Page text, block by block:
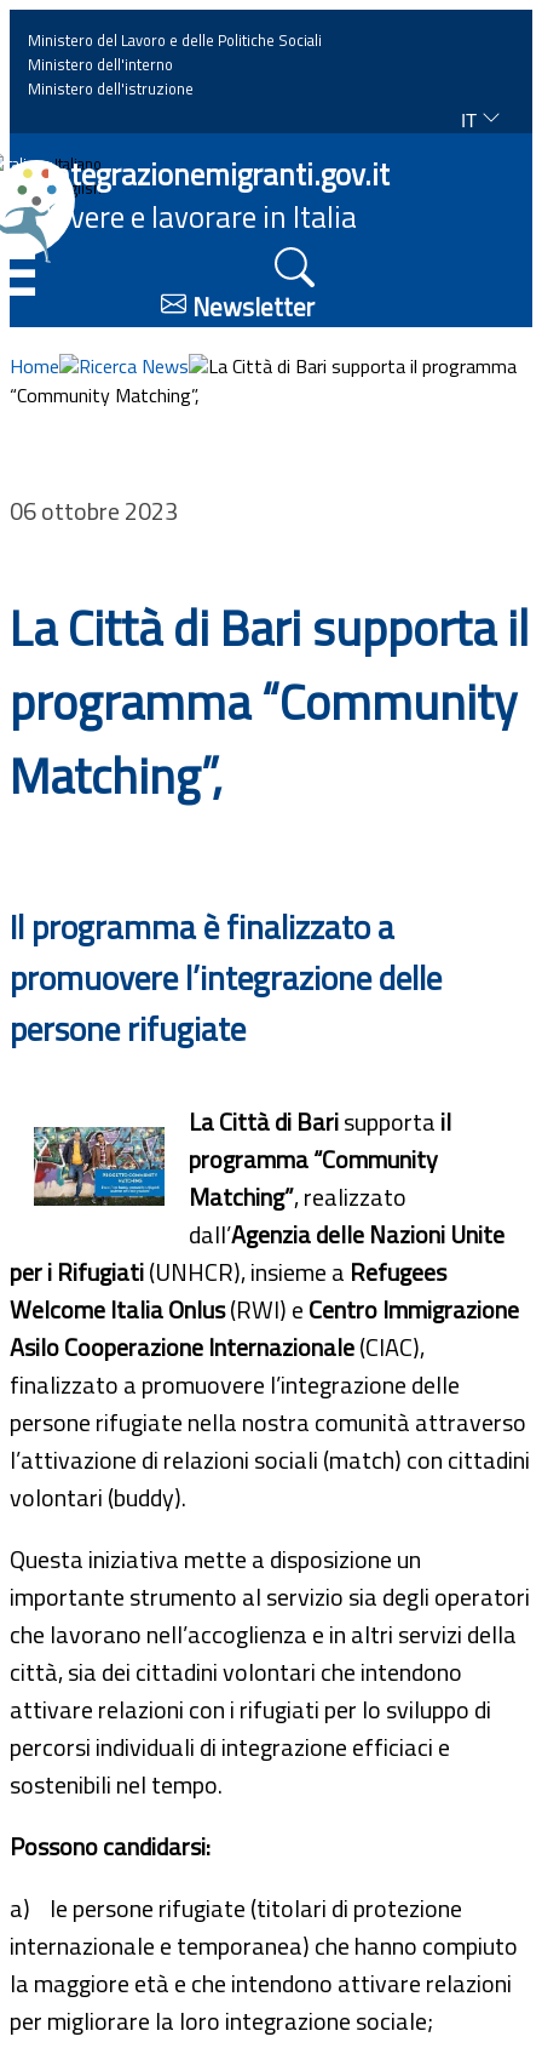
Home
News
Approfondimenti
Eventi
Progetti
Bandi
Guide
Ministero del Lavoro e delle Politiche Sociali
Ministero dell'interno
Ministero dell'istruzione
IT
Italiano
English
Integrazionemigranti.gov.it
Vivere e lavorare in Italia
Newsletter
Home Ricerca News
La Città di Bari supporta il programma
“Community Matching”,
06 ottobre 2023
La Città di Bari supporta il
programma “Community
Matching”,
Il programma è finalizzato a
promuovere l’integrazione delle
persone rifugiate
La Città di Barisupportail
programma “Community
Matching”, realizzato
dall’Agenzia delle Nazioni Unite
per i Rifugiati(UNHCR), insieme a Refugees
Welcome Italia Onlus(RWI) eCentro Immigrazione
Asilo Cooperazione Internazionale(CIAC),
finalizzato a promuovere l’integrazione delle
persone rifugiate nella nostra comunità attraverso
l’attivazione di relazioni sociali (match) con cittadini
volontari (buddy).
Questa iniziativa mette a disposizione un
importante strumento al servizio sia degli operatori
che lavorano nell’accoglienza e in altri servizi della
città, sia dei cittadini volontari che intendono
attivare relazioni con i rifugiati per lo sviluppo di
percorsi individuali di integrazione efficiaci e
sostenibili nel tempo.
Possono candidarsi:
a) le persone rifugiate (titolari di protezione
internazionale e temporanea) che hanno compiuto
la maggiore età e che intendono attivare relazioni
per migliorare la loro integrazione sociale;